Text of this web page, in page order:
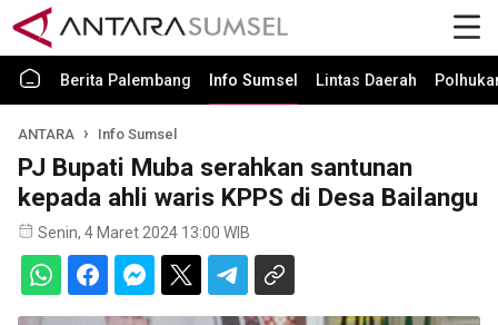
Berita Palembang Info Sumsel Lintas Daerah
ANTARA Info Sumsel
PJ Bupati Muba serahkan santunan
kepada ahli waris KPPS di Desa Bailangu
Senin, 4 Maret 2024 13:00 WIB